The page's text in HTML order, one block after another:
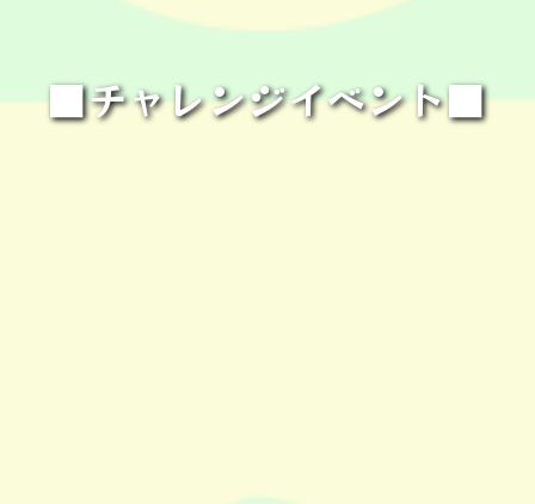
■チャレンジイベント■